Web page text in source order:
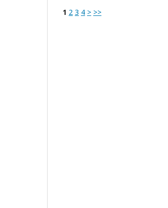
1 2 3 4 > >>